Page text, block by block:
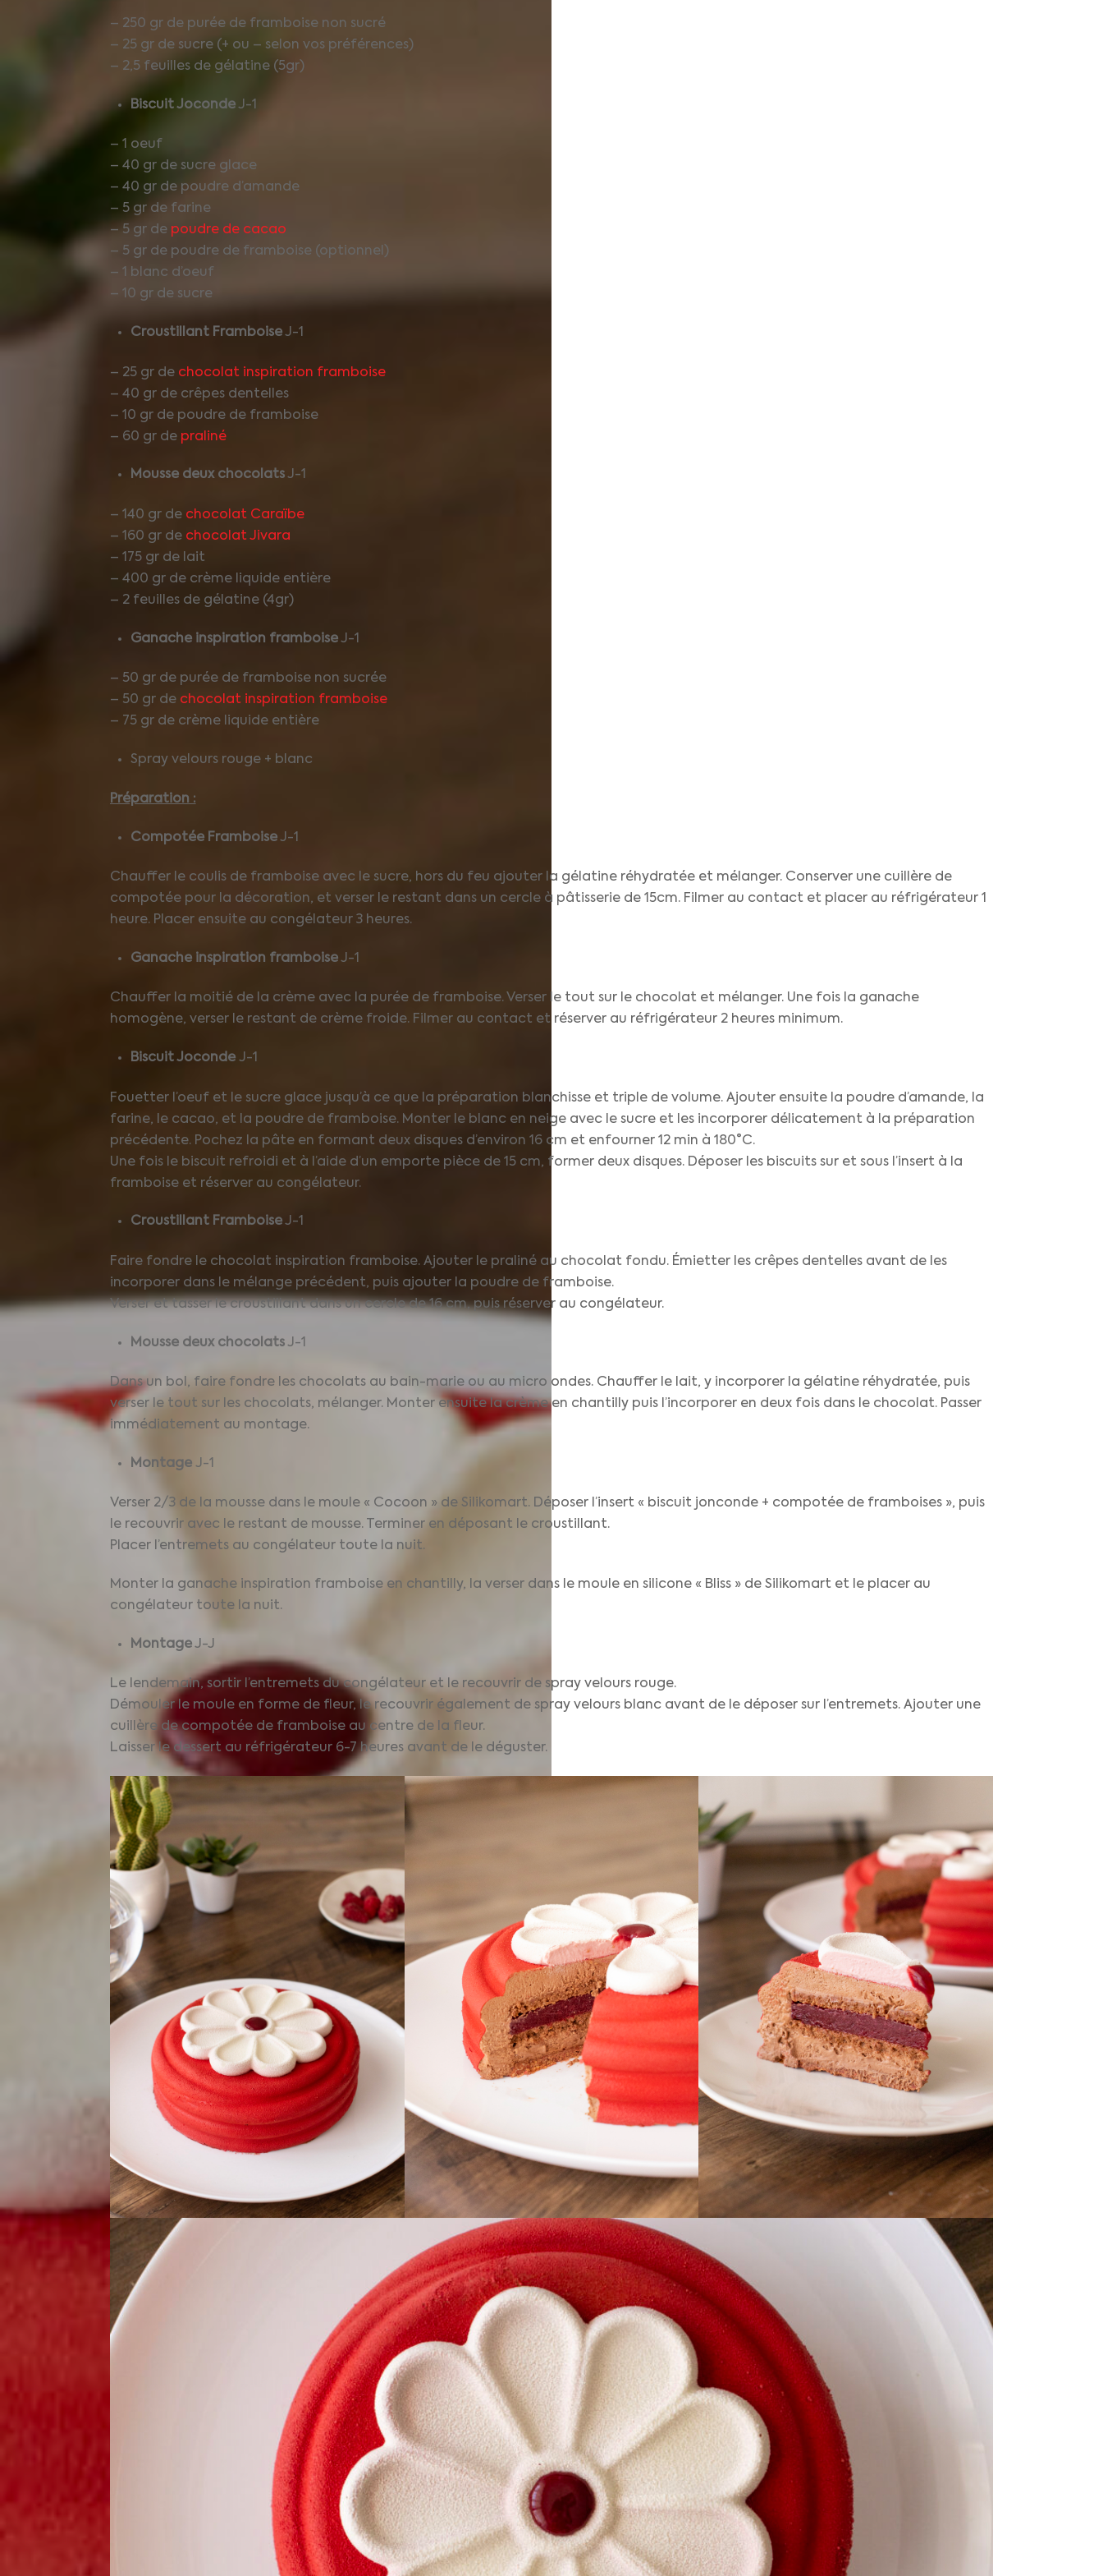
– 250 gr de purée de framboise non sucré
– 25 gr de sucre (+ ou – selon vos préférences)
– 2,5 feuilles de gélatine (5gr)
Biscuit JocondeJ-1
– 1 oeuf
– 40 gr de sucre glace
– 40 gr de poudre d’amande
– 5 gr de farine
– 5 gr de poudre de cacao
– 5 gr de poudre de framboise (optionnel)
– 1 blanc d’oeuf
– 10 gr de sucre
Croustillant FramboiseJ-1
– 25 gr de chocolat inspiration framboise
– 40 gr de crêpes dentelles
– 10 gr de poudre de framboise
– 60 gr de praliné
Mousse deux chocolatsJ-1
– 140 gr de chocolat Caraïbe
– 160 gr de chocolat Jivara
– 175 gr de lait
– 400 gr de crème liquide entière
– 2 feuilles de gélatine (4gr)
Ganache inspiration framboiseJ-1
– 50 gr de purée de framboise non sucrée
– 50 gr de chocolat inspiration framboise
– 75 gr de crème liquide entière
Spray velours rouge + blanc
Préparation :
Compotée FramboiseJ-1
Chauffer le coulis de framboise avec le sucre, hors du feu ajouter la gélatine réhydratée et mélanger. Conserver une cuillère de
compotée pour la décoration, et verser le restant dans un cercle à pâtisserie de 15cm. Filmer au contact et placer au réfrigérateur 1
heure. Placer ensuite au congélateur 3 heures.
Ganache inspiration framboiseJ-1
Chauffer la moitié de la crème avec la purée de framboise. Verser le tout sur le chocolat et mélanger. Une fois la ganache
homogène, verser le restant de crème froide. Filmer au contact et réserver au réfrigérateur 2 heures minimum.
Biscuit JocondeJ-1
Fouetter l’oeuf et le sucre glace jusqu’à ce que la préparation blanchisse et triple de volume. Ajouter ensuite la poudre d’amande, la
farine, le cacao, et la poudre de framboise. Monter le blanc en neige avec le sucre et les incorporer délicatement à la préparation
précédente. Pochez la pâte en formant deux disques d’environ 16 cm et enfourner 12 min à 180°C.
Une fois le biscuit refroidi et à l’aide d’un emporte pièce de 15 cm, former deux disques. Déposer les biscuits sur et sous l’insert à la
framboise et réserver au congélateur.
Croustillant FramboiseJ-1
Faire fondre le chocolat inspiration framboise. Ajouter le praliné au chocolat fondu. Émietter les crêpes dentelles avant de les
incorporer dans le mélange précédent, puis ajouter la poudre de framboise.
Verser et tasser le croustillant dans un cercle de 16 cm, puis réserver au congélateur.
Mousse deux chocolatsJ-1
Dans un bol, faire fondre les chocolats au bain-marie ou au micro ondes. Chauffer le lait, y incorporer la gélatine réhydratée, puis
verser le tout sur les chocolats, mélanger. Monter ensuite la crème en chantilly puis l’incorporer en deux fois dans le chocolat. Passer
immédiatement au montage.
MontageJ-1
Verser 2/3 de la mousse dans le moule « Cocoon » de Silikomart. Déposer l’insert « biscuit jonconde + compotée de framboises », puis
le recouvrir avec le restant de mousse. Terminer en déposant le croustillant.
Placer l’entremets au congélateur toute la nuit.
Monter la ganache inspiration framboise en chantilly, la verser dans le moule en silicone « Bliss » de Silikomart et le placer au
congélateur toute la nuit.
MontageJ-J
Le lendemain, sortir l’entremets du congélateur et le recouvrir de spray velours rouge.
Démouler le moule en forme de fleur, le recouvrir également de spray velours blanc avant de le déposer sur l’entremets. Ajouter une
cuillère de compotée de framboise au centre de la fleur.
Laisser le dessert au réfrigérateur 6-7 heures avant de le déguster.